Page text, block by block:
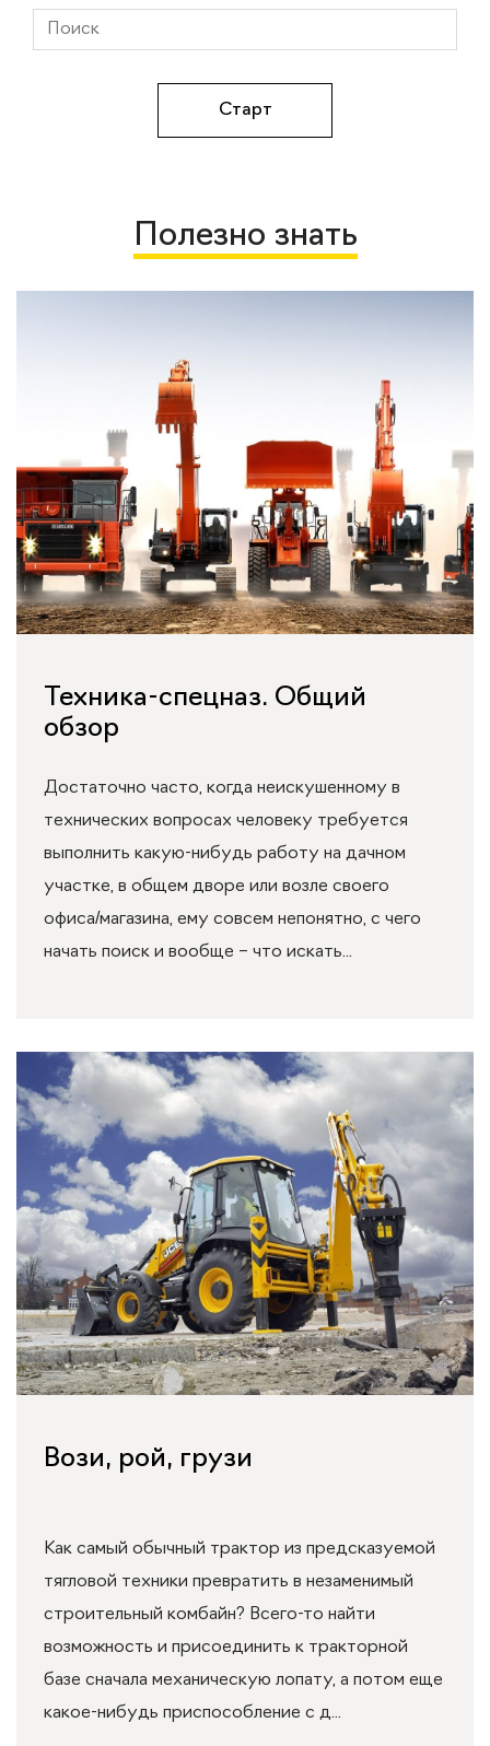
Полезно знать
Техника-спецназ. Общий
обзор
Достаточно часто, когда неискушенному в
технических вопросах человеку требуется
выполнить какую-нибудь работу на дачном
участке, в общем дворе или возле своего
офиса/магазина, ему совсем непонятно, с чего
начать поиск и вообще – что искать...
Вози, рой, грузи
Как самый обычный трактор из предсказуемой
тягловой техники превратить в незаменимый
строительный комбайн? Всего-то найти
возможность и присоединить к тракторной
базе сначала механическую лопату, а потом еще
какое-нибудь приспособление с д...